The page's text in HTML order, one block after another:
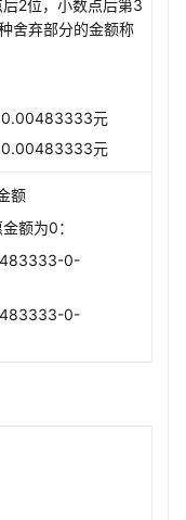
2位，小数点后第3
舍弃部分的金额称
0.00483333元
0.00483333元
额
额为0：
0-
0-